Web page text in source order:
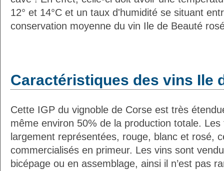
12° et 14°C et un taux d'humidité se situant
conservation moyenne du vin Ile de Beauté
Caractéristiques des vins Ile
Cette IGP du vignoble de Corse est très
même environ 50% de la production totale.
largement représentées, rouge, blanc et rosé,
commercialisés en primeur. Les vins sont
bicépage ou en assemblage, ainsi il n’est pas